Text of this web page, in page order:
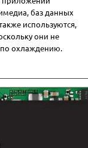
баз данных
используются,
они не
по охлаждению.